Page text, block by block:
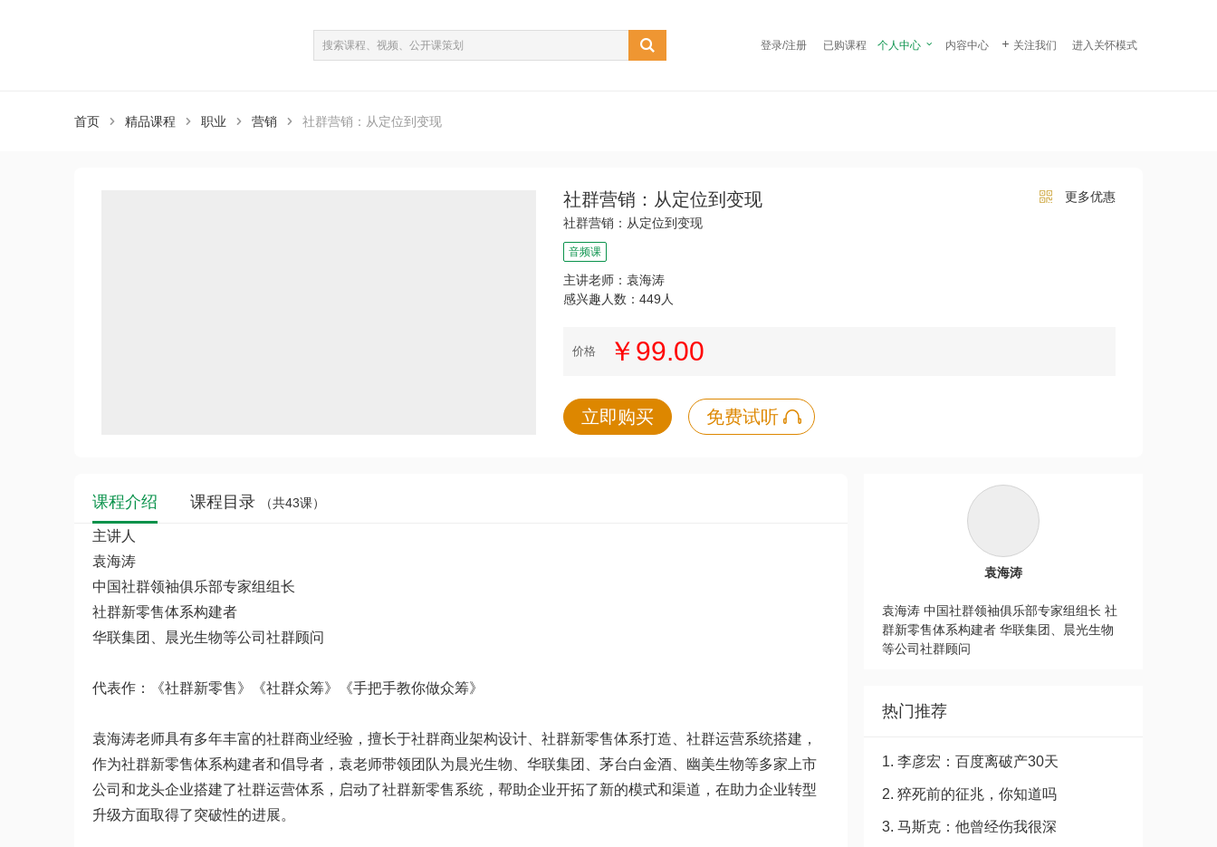
登录/注册 已购课程 个人中心  内容中心  关注我们 进入关怀模式
首页  精品课程  职业  营销  社群营销：从定位到变现
（共43课）
社群营销：从定位到变现
更多优惠
社群营销：从定位到变现
音频课
主讲老师：袁海涛
感兴趣人数：449人
价格 ￥99.00
立即购买 免费试听
袁海涛
袁海涛 中国社群领袖俱乐部专家组组长 社
群新零售体系构建者 华联集团、晨光生物
等公司社群顾问
热门推荐
1. 李彦宏：百度离破产30天
2. 猝死前的征兆，你知道吗
3. 马斯克：他曾经伤我很深
课程介绍 课程目录 （共43课）
主讲人
袁海涛
中国社群领袖俱乐部专家组组长
社群新零售体系构建者
华联集团、晨光生物等公司社群顾问
代表作：《社群新零售》《社群众筹》《手把手教你做众筹》
袁海涛老师具有多年丰富的社群商业经验，擅长于社群商业架构设计、社群新零售体系打造、社群运营系统搭建，
作为社群新零售体系构建者和倡导者，袁老师带领团队为晨光生物、华联集团、茅台白金酒、幽美生物等多家上市
公司和龙头企业搭建了社群运营体系，启动了社群新零售系统，帮助企业开拓了新的模式和渠道，在助力企业转型
升级方面取得了突破性的进展。